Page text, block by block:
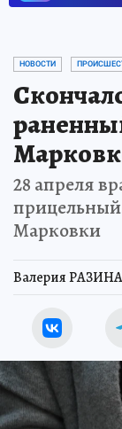
НОВОСТИ
28 апреля
Марковки
Валерия РАЗИНА